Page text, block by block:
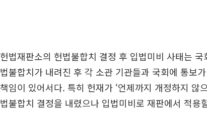
헌법재판소의 헌법불합치 결정 후 입법미비 사태는
법불합치가 내려진 후 각 소관 기관들과 국회에 통보
책임이 있어서다. 특히 헌재가 ‘언제까지 개정하지 않
법불합치 결정을 내렸으나 입법미비로 재판에서 적용